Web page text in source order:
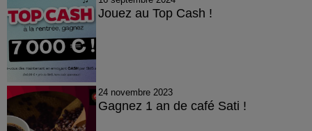
Jouez au Top Cash !
24 novembre 2023
Gagnez 1 an de café Sati !